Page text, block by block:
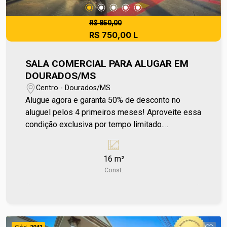
R$ 850,00
R$ 750,00 L
SALA COMERCIAL PARA ALUGAR EM
DOURADOS/MS
Centro - Dourados/MS
Alugue agora e garanta 50% de desconto no
aluguel pelos 4 primeiros meses! Aproveite essa
condição exclusiva por tempo limitado.
aluguel. Outras despesas não incluídas.) Sala
comercial disponível para locação no Edifício
Office Center! Localizada no centro, próximo ao
cada sala, além das áreas comuns. Também inclui
16 m²
Const.